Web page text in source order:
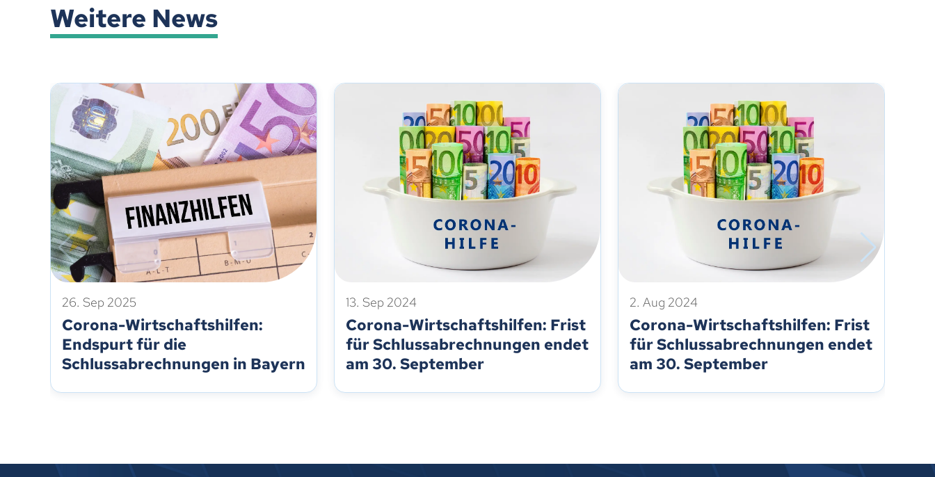
Weitere News
26. Sep 2025
Corona-Wirtschaftshilfen:
Endspurt für die
Schlussabrechnungen in Bayern
13. Sep 2024
Corona-Wirtschaftshilfen: Frist
für Schlussabrechnungen endet
am 30. September
2. Aug 2024
Corona-Wirtschaftshilfen: Frist
für Schlussabrechnungen endet
am 30. September